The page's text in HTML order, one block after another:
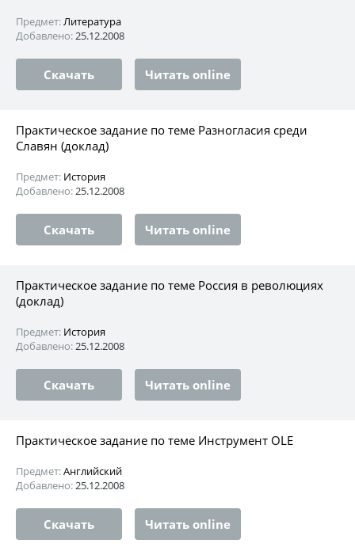
Предмет:Литература
Добавлено:25.12.2008
Скачать Читать online
Практическое задание по теме Разногласия среди
Славян (доклад)
Предмет: История
Добавлено:25.12.2008
Скачать Читать online
Практическое задание по теме Россия в революциях
(доклад)
Предмет: История
Добавлено:25.12.2008
Скачать Читать online
Практическое задание по теме Инструмент OLE
Предмет:Английский
Добавлено:25.12.2008
Скачать Читать online